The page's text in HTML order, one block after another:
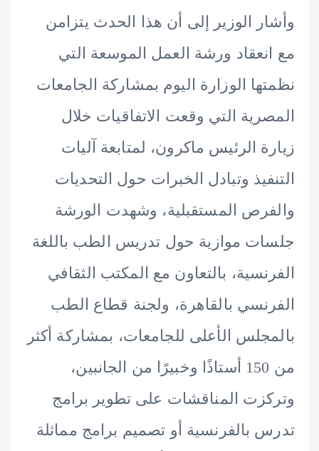
الوزير إلى أن هذا الحدث يتزامن
ورشة العمل الموسعة التي
الوزارة اليوم بمشاركة الجامعات
التي وقعت الاتفاقيات خلال
الرئيس ماكرون، لمتابعة آليات
وتبادل الخبرات حول التحديات
المستقبلية، وشهدت الورشة
موازية حول تدريس الطب باللغة
بالتعاون مع المكتب الثقافي
بالقاهرة، ولجنة قطاع الطب
الأعلى للجامعات، بمشاركة أكثر
من 150 أستاذًا وخبيرًا من الجانبين،
المناقشات على تطوير برامج
بالفرنسية أو تصميم برامج مماثلة